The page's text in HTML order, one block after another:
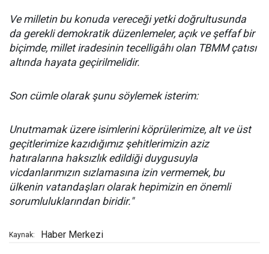
Ve milletin bu konuda vereceği yetki doğrultusunda
da gerekli demokratik düzenlemeler, açık ve şeffaf bir
biçimde, millet iradesinin tecelligâhı olan TBMM çatısı
altında hayata geçirilmelidir.
Son cümle olarak şunu söylemek isterim:
Unutmamak üzere isimlerini köprülerimize, alt ve üst
geçitlerimize kazıdığımız şehitlerimizin aziz
hatıralarına haksızlık edildiği duygusuyla
vicdanlarımızın sızlamasına izin vermemek, bu
ülkenin vatandaşları olarak hepimizin en önemli
sorumluluklarından biridir."
Kaynak: Haber Merkezi